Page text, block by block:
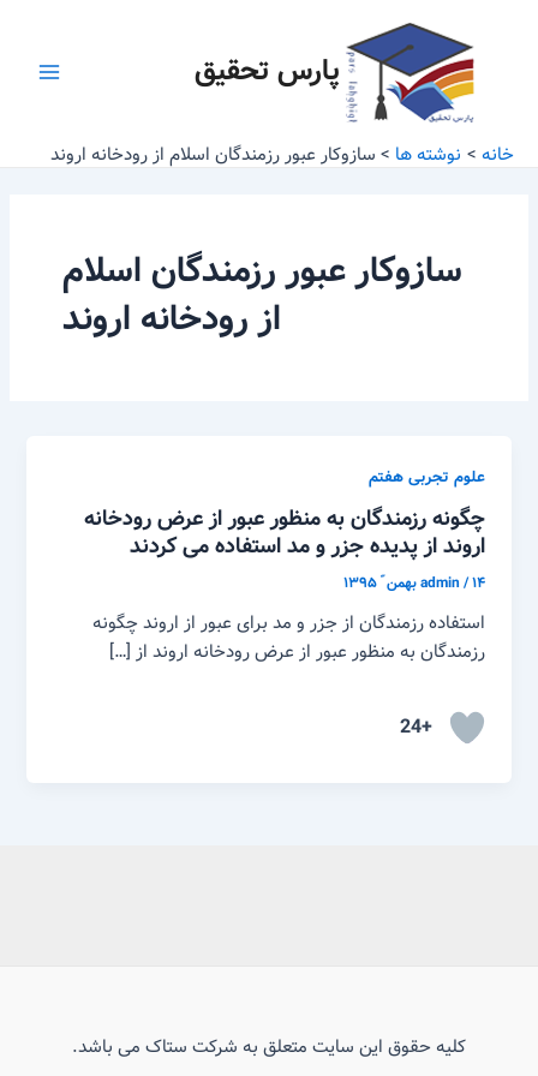
پارس تحقیق
خانه نوشته ها سازوکار عبور رزمندگان اسلام از رودخانه اروند
سازوکار عبور رزمندگان اسلام
از رودخانه اروند
علوم تجربی هفتم
چگونه رزمندگان به منظور عبور از عرض رودخانه
اروند از پدیده جزر و مد استفاده می کردند
admin/۱۴ بهمن ّ ۱۳۹۵
استفاده رزمندگان از جزر و مد برای عبور از اروند چگونه
رزمندگان به منظور عبور از عرض رودخانه اروند از […]
+24
کلیه حقوق این سایت متعلق به شرکت ستاک می باشد.